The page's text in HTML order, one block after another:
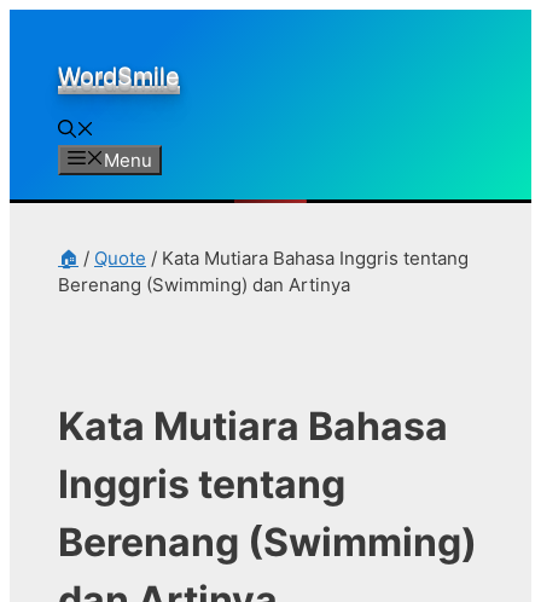
contentWordSmile
Menu
🏠 / Quote / Kata Mutiara Bahasa Inggris tentang
Berenang (Swimming) dan Artinya
Kata Mutiara Bahasa
Inggris tentang
Berenang (Swimming)